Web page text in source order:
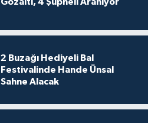
2 Buzağı Hediyeli Bal
Festivalinde Hande Ünsal
Sahne Alacak